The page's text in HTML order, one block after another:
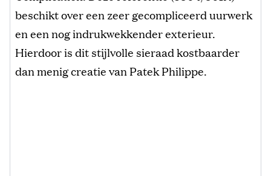
beschikt over een zeer gecompliceerd uurwerk
en een nog indrukwekkender exterieur.
Hierdoor is dit stijlvolle sieraad kostbaarder
dan menig creatie van Patek Philippe.